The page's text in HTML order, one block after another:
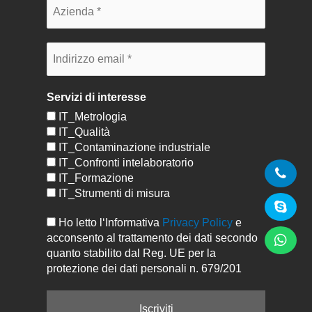
Servizi di interesse
IT_Metrologia
IT_Qualità
IT_Contaminazione industriale
IT_Confronti intelaboratorio
IT_Formazione
IT_Strumenti di misura
Ho letto l‘Informativa Privacy Policy e
acconsento al trattamento dei dati secondo
quanto stabilito dal Reg. UE per la
protezione dei dati personali n. 679/201